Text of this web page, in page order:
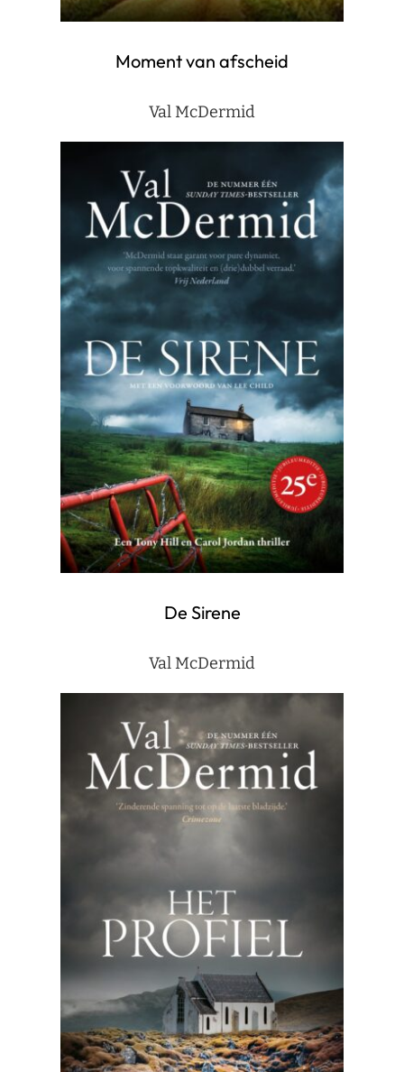
Moment van afscheid
Val McDermid
De Sirene
Val McDermid